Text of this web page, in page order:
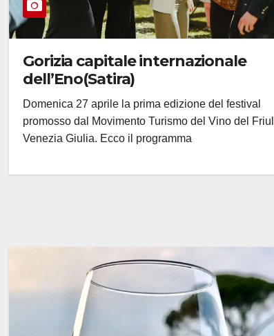
Gorizia capitale internazionale
dell’Eno(Satira)
Domenica 27 aprile la prima edizione del festival
promosso dal Movimento Turismo del Vino del
Venezia Giulia. Ecco il programma